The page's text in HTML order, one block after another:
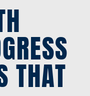
THAT